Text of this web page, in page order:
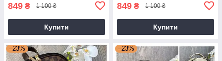
849 ₴ 1 100 ₴
Купити
849 ₴ 1 100 ₴
Купити
–23% –23%